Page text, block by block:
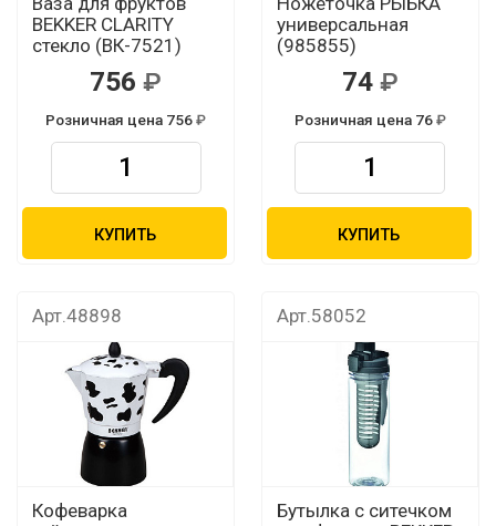
BEKKER CLARITY
стекло (ВК-7521)
756
Розничная цена 756
КУПИТЬ
универсальная
(985855)
74
Розничная цена 76
КУПИТЬ
Арт.48898
Кофеварка
Арт.58052
Бутылка с ситечком